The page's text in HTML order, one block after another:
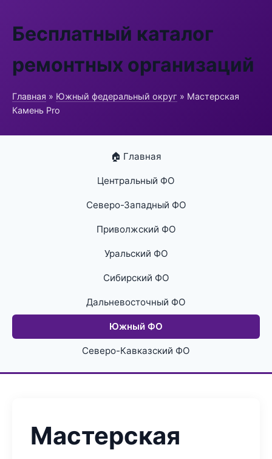
Бесплатный каталог
ремонтных организаций
Главная » Южный федеральный округ » Мастерская
Камень Pro
🏠 Главная
Центральный ФО
Северо-Западный ФО
Приволжский ФО
Уральский ФО
Сибирский ФО
Дальневосточный ФО
Южный ФО
Северо-Кавказский ФО
Мастерская